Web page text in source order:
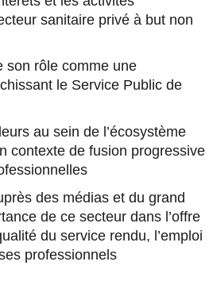
sanitaire privé à but non
son rôle comme une
le Service Public de
au sein de l’écosystème
contexte de fusion progressive
des médias et du grand
de ce secteur dans l’offre
du service rendu, l’emploi
professionnels